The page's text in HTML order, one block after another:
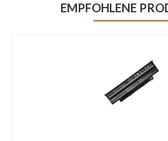
EMPFOHLENE